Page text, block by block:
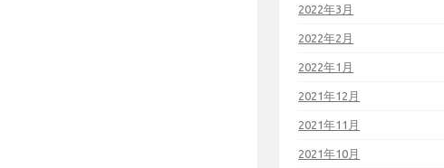
2022年3月
2022年2月
2022年1月
2021年12月
2021年11月
2021年10月